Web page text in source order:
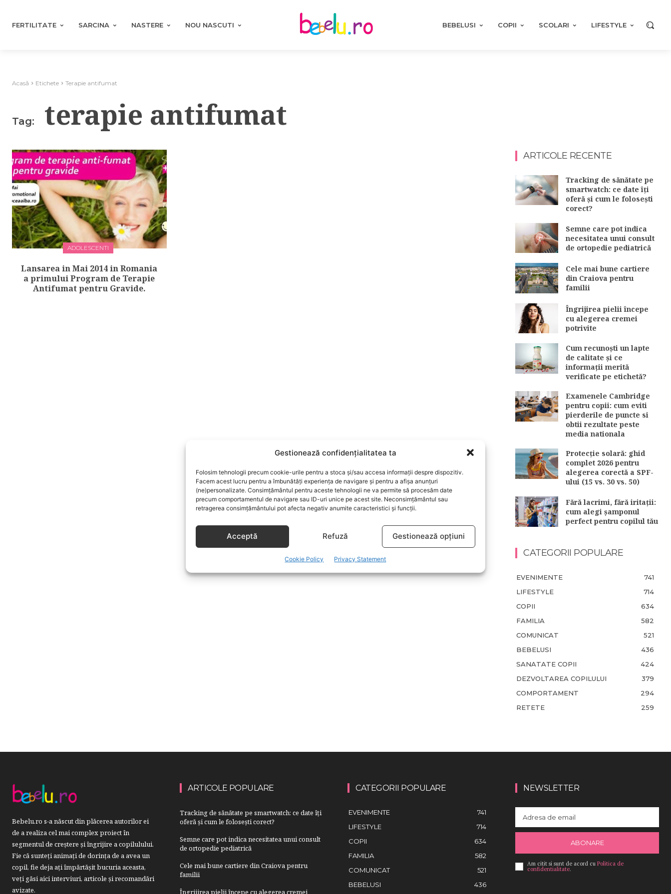
Gestionează confidențialitatea ta
Folosim tehnologii precum cookie-urile pentru a stoca și/sau accesa informații despre dispozitiv.
Facem acest lucru pentru a îmbunătăți experiența de navigare și pentru a afișa anunțuri
(ne)personalizate. Consimțământul pentru aceste tehnologii ne va permite să procesăm date
precum comportamentul de navigare sau ID-uri unice pe acest site. Neconsimțământul sau
retragerea consimțământului pot afecta negativ anumite caracteristici și funcții.
Acceptă Refuză Gestionează opțiuni
Cookie Policy Privacy Statement
FERTILITATE SARCINA NASTERE NOU NASCUTI BEBELUSI COPII SCOLARI LIFESTYLE
Acasă Etichete Terapie antifumat
Tag: terapie antifumat
ADOLESCENTI
Lansarea in Mai 2014 in Romania
a primului Program de Terapie
Antifumat pentru Gravide.
ARTICOLE RECENTE
Tracking de sănătate pe
smartwatch: ce date îți
oferă și cum le folosești
corect?
Semne care pot indica
necesitatea unui consult
de ortopedie pediatrică
Cele mai bune cartiere
din Craiova pentru
familii
Îngrijirea pielii începe
cu alegerea cremei
potrivite
Cum recunoști un lapte
de calitate și ce
informații merită
verificate pe etichetă?
Examenele Cambridge
pentru copii: cum eviti
pierderile de puncte si
obtii rezultate peste
media nationala
Protecție solară: ghid
complet 2026 pentru
alegerea corectă a SPF-
ului (15 vs. 30 vs. 50)
Fără lacrimi, fără iritații:
cum alegi șamponul
perfect pentru copilul tău
CATEGORII POPULARE
EVENIMENTE
741
LIFESTYLE
714
COPII
634
FAMILIA
582
COMUNICAT
521
BEBELUSI
436
SANATATE COPII
424
DEZVOLTAREA COPILULUI
379
COMPORTAMENT
294
RETETE
259
Bebelu.ro s-a născut din plăcerea autorilor ei
de a realiza cel mai complex proiect în
segmentul de creştere şi îngrijire a copilulului.
Fie că sunteţi animaţi de dorinţa de a avea un
copil, fie deja aţi împărtăşit bucuria aceasta,
veți găsi aici interviuri, articole şi recomandări
avizate.
ARTICOLE POPULARE
Tracking de sănătate pe smartwatch: ce date îți
oferă și cum le folosești corect?
Semne care pot indica necesitatea unui consult
de ortopedie pediatrică
Cele mai bune cartiere din Craiova pentru
familii
Îngrijirea pielii începe cu alegerea cremei
CATEGORII POPULARE
EVENIMENTE
741
LIFESTYLE
714
COPII
634
FAMILIA
582
COMUNICAT
521
BEBELUSI
436
NEWSLETTER
ABONARE
Am citit si sunt de acord cu Politica de
confidentialitate.